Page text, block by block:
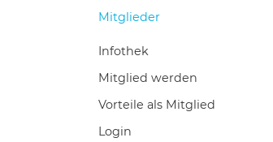
Mitglieder
Infothek
Mitglied werden
Vorteile als Mitglied
Login